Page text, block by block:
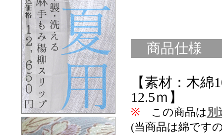
商品仕様
【素材：木
12.5ｍ】
※ この商品は 別
(当商品は綿です